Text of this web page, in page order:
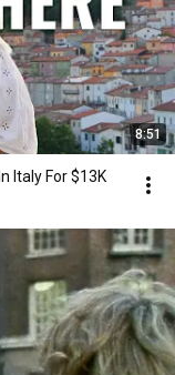
8:51
Italy For $13K